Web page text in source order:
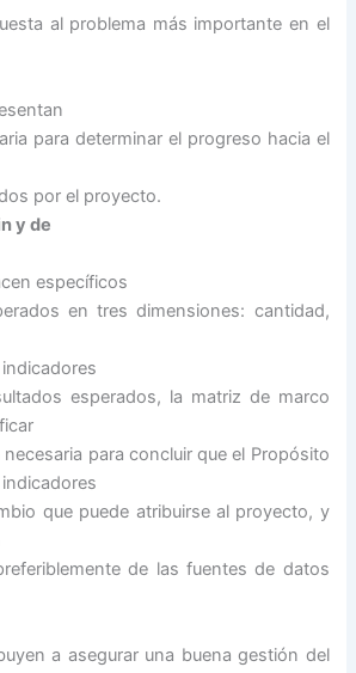
al problema más importante en el
para determinar el progreso hacia el
por el proyecto.
y de
específicos
en tres dimensiones: cantidad,
esperados, la matriz de marco
para concluir que el Propósito
que puede atribuirse al proyecto, y
de las fuentes de datos
a asegurar una buena gestión del